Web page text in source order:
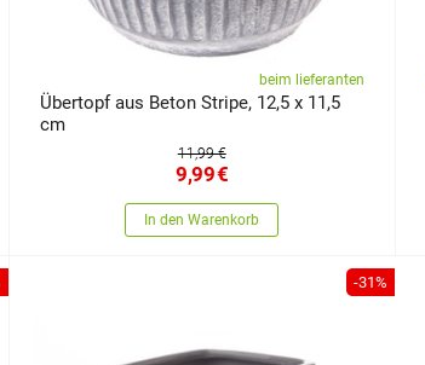
beim lieferanten
Übertopf aus Beton Stripe, 12,5 x 11,5
cm
11,99 €
9,99€
In den Warenkorb
-31%